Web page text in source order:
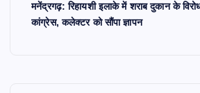
मनेंद्रगढ़: रिहायशी इलाके में शराब दुकान के
कांग्रेस, कलेक्टर को सौंपा ज्ञापन